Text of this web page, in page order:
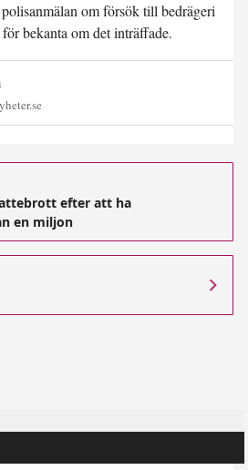
om försök till bedrägeri
bekanta om det inträffade.
efter att ha
en miljon